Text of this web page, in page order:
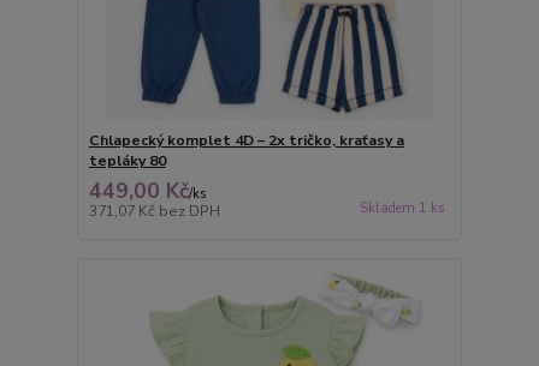
Chlapecký komplet 4D – 2x tričko, kraťasy a
tepláky 80
449,00 Kč/ks
371,07 Kč bez DPH Skladem 1 ks